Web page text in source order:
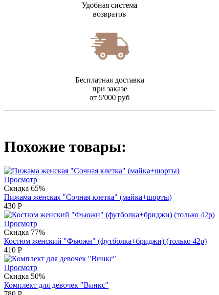
Удобная система
возвратов
Бесплатная доставка
при заказе
от 5'000 руб
Похожие товары:
Просмотр
Скидка 65%
Пижама женская "Сочная клетка" (майка+шорты)
430 Р
Просмотр
Скидка 77%
Костюм женский "Фьюжн" (футболка+бриджи) (только 42р)
410 Р
Просмотр
Скидка 50%
Комплект для девочек "Винкс"